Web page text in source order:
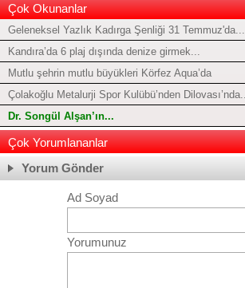
Çok Okunanlar
Geleneksel Yazlık Kadırga Şenliği 31 Temmuz'da...
Kandıra’da 6 plaj dışında denize girmek...
Mutlu şehrin mutlu büyükleri Körfez Aqua’da
Çolakoğlu Metalurji Spor Kulübü’nden Dilovası’nda...
Dr. Songül Alşan’ın...
Çok Yorumlananlar
Yorum Gönder
Ad Soyad
Yorumunuz